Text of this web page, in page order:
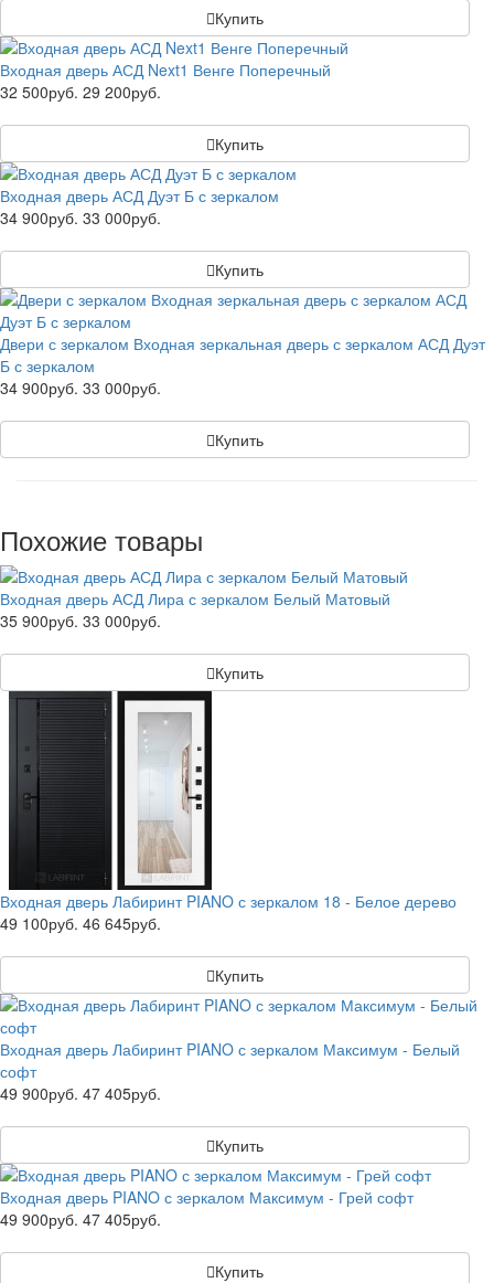
Купить
Входная дверь АСД Next1 Венге Поперечный
32 500руб. 29 200руб.
Купить
Входная дверь АСД Дуэт Б с зеркалом
34 900руб. 33 000руб.
Купить
Двери с зеркалом Входная зеркальная дверь с зеркалом АСД Дуэт
Б с зеркалом
34 900руб. 33 000руб.
Купить
Похожие товары
Входная дверь АСД Лира с зеркалом Белый Матовый
35 900руб. 33 000руб.
Купить
Входная дверь Лабиринт PIANO с зеркалом 18 - Белое дерево
49 100руб. 46 645руб.
Купить
Входная дверь Лабиринт PIANO с зеркалом Максимум - Белый
софт
49 900руб. 47 405руб.
Купить
Входная дверь PIANO с зеркалом Максимум - Грей софт
49 900руб. 47 405руб.
Купить